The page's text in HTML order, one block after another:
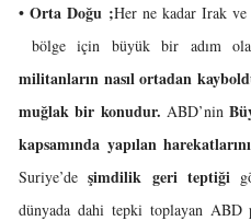
• Orta Doğu ;Her ne kadar Irak ve
bölge için büyük bir adım
militanların nasıl ortadan
muğlak bir konudur. ABD’nin
kapsamında yapılan
Suriye’deşimdilik geri teptiği
dünyada dahi tepki toplayan ABD